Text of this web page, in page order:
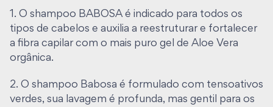
A sua pele é dinâmica e, às vezes, pede por um
cuidado específico em um determinado momento.
Nada melhor do que um produto customizável para
adicionando os ativos coadjuvantes necessários.
1. O shampoo BABOSA é indicado para todos os
tipos de cabelos e auxilia a reestruturar e fortalecer
a fibra capilar com o mais puro gel de Aloe Vera
orgânica.
2. O shampoo Babosa é formulado com tensoativos
verdes, sua lavagem é profunda, mas gentil para os